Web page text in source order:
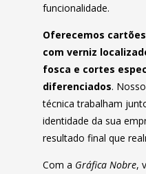
funcionalidade.
Oferecemos
com verniz
fosca e cortes
diferenciados.
técnica trabalham
identidade da sua
resultado final que
Com a Gráfica Nobre,